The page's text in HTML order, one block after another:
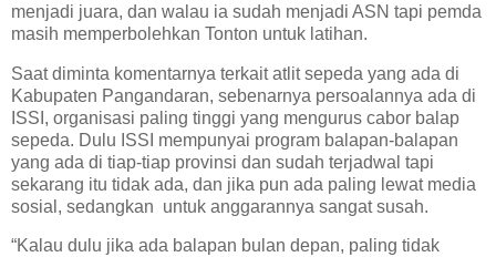
menjadi juara, dan walau ia sudah menjadi ASN tapi pemda
masih memperbolehkan Tonton untuk latihan.
Saat diminta komentarnya terkait atlit sepeda yang ada di
Kabupaten Pangandaran, sebenarnya persoalannya ada di
ISSI, organisasi paling tinggi yang mengurus cabor balap
sepeda. Dulu ISSI mempunyai program balapan-balapan
yang ada di tiap-tiap provinsi dan sudah terjadwal tapi
sekarang itu tidak ada, dan jika pun ada paling lewat media
sosial, sedangkan untuk anggarannya sangat susah.
“Kalau dulu jika ada balapan bulan depan, paling tidak